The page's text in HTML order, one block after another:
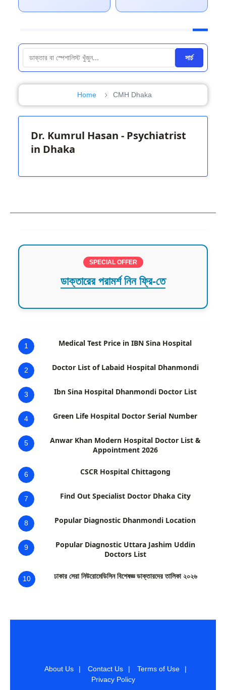
সার্চ
Home CMH Dhaka
Dr. Kumrul Hasan - Psychiatrist
in Dhaka
SPECIAL OFFER
ডাক্তারের পরামর্শ নিন ফ্রি-তে
1 Medical Test Price in IBN Sina Hospital
2 Doctor List of Labaid Hospital Dhanmondi
3 Ibn Sina Hospital Dhanmondi Doctor List
4 Green Life Hospital Doctor Serial Number
5
Anwar Khan Modern Hospital Doctor List &
Appointment 2026
6 CSCR Hospital Chittagong
7 Find Out Specialist Doctor Dhaka City
8 Popular Diagnostic Dhanmondi Location
9
Popular Diagnostic Uttara Jashim Uddin
Doctors List
10 ঢাকার সেরা নিউরোমেডিসিন বিশেষজ্ঞ ডাক্তারদের তালিকা ২০২৬
About Us | Contact Us | Terms of Use
|
Privacy Policy